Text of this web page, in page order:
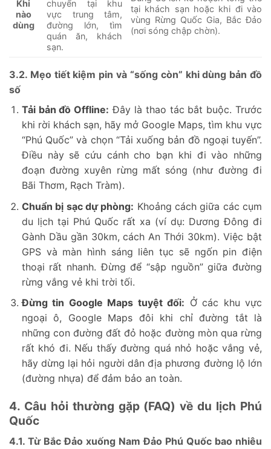
Khi
nào
dùng
chuyển tại khu
vực trung tâm,
đường lớn, tìm
quán ăn, khách
sạn.
tại khách sạn hoặc khi đi vào
vùng Rừng Quốc Gia, Bắc Đảo
(nơi sóng chập chờn).
3.2. Mẹo tiết kiệm pin và “sống còn” khi dùng bản đồ
số
Tải bản đồ Offline: Đây là thao tác bắt buộc. Trước
khi rời khách sạn, hãy mở Google Maps, tìm khu vực
“Phú Quốc” và chọn “Tải xuống bản đồ ngoại tuyến”.
Điều này sẽ cứu cánh cho bạn khi đi vào những
đoạn đường xuyên rừng mất sóng (như đường đi
Bãi Thơm, Rạch Tràm).
Chuẩn bị sạc dự phòng: Khoảng cách giữa các cụm
du lịch tại Phú Quốc rất xa (ví dụ: Dương Đông đi
Gành Dầu gần 30km, cách An Thới 30km). Việc bật
GPS và màn hình sáng liên tục sẽ ngốn pin điện
thoại rất nhanh. Đừng để “sập nguồn” giữa đường
rừng vắng vẻ khi trời tối.
Đừng tin Google Maps tuyệt đối: Ở các khu vực
ngoại ô, Google Maps đôi khi chỉ đường tắt là
những con đường đất đỏ hoặc đường mòn qua rừng
rất khó đi. Nếu thấy đường quá nhỏ hoặc vắng vẻ,
hãy dừng lại hỏi người dân địa phương đường lộ lớn
(đường nhựa) để đảm bảo an toàn.
4. Câu hỏi thường gặp (FAQ) về du lịch Phú
Quốc
4.1. Từ Bắc Đảo xuống Nam Đảo Phú Quốc bao nhiêu